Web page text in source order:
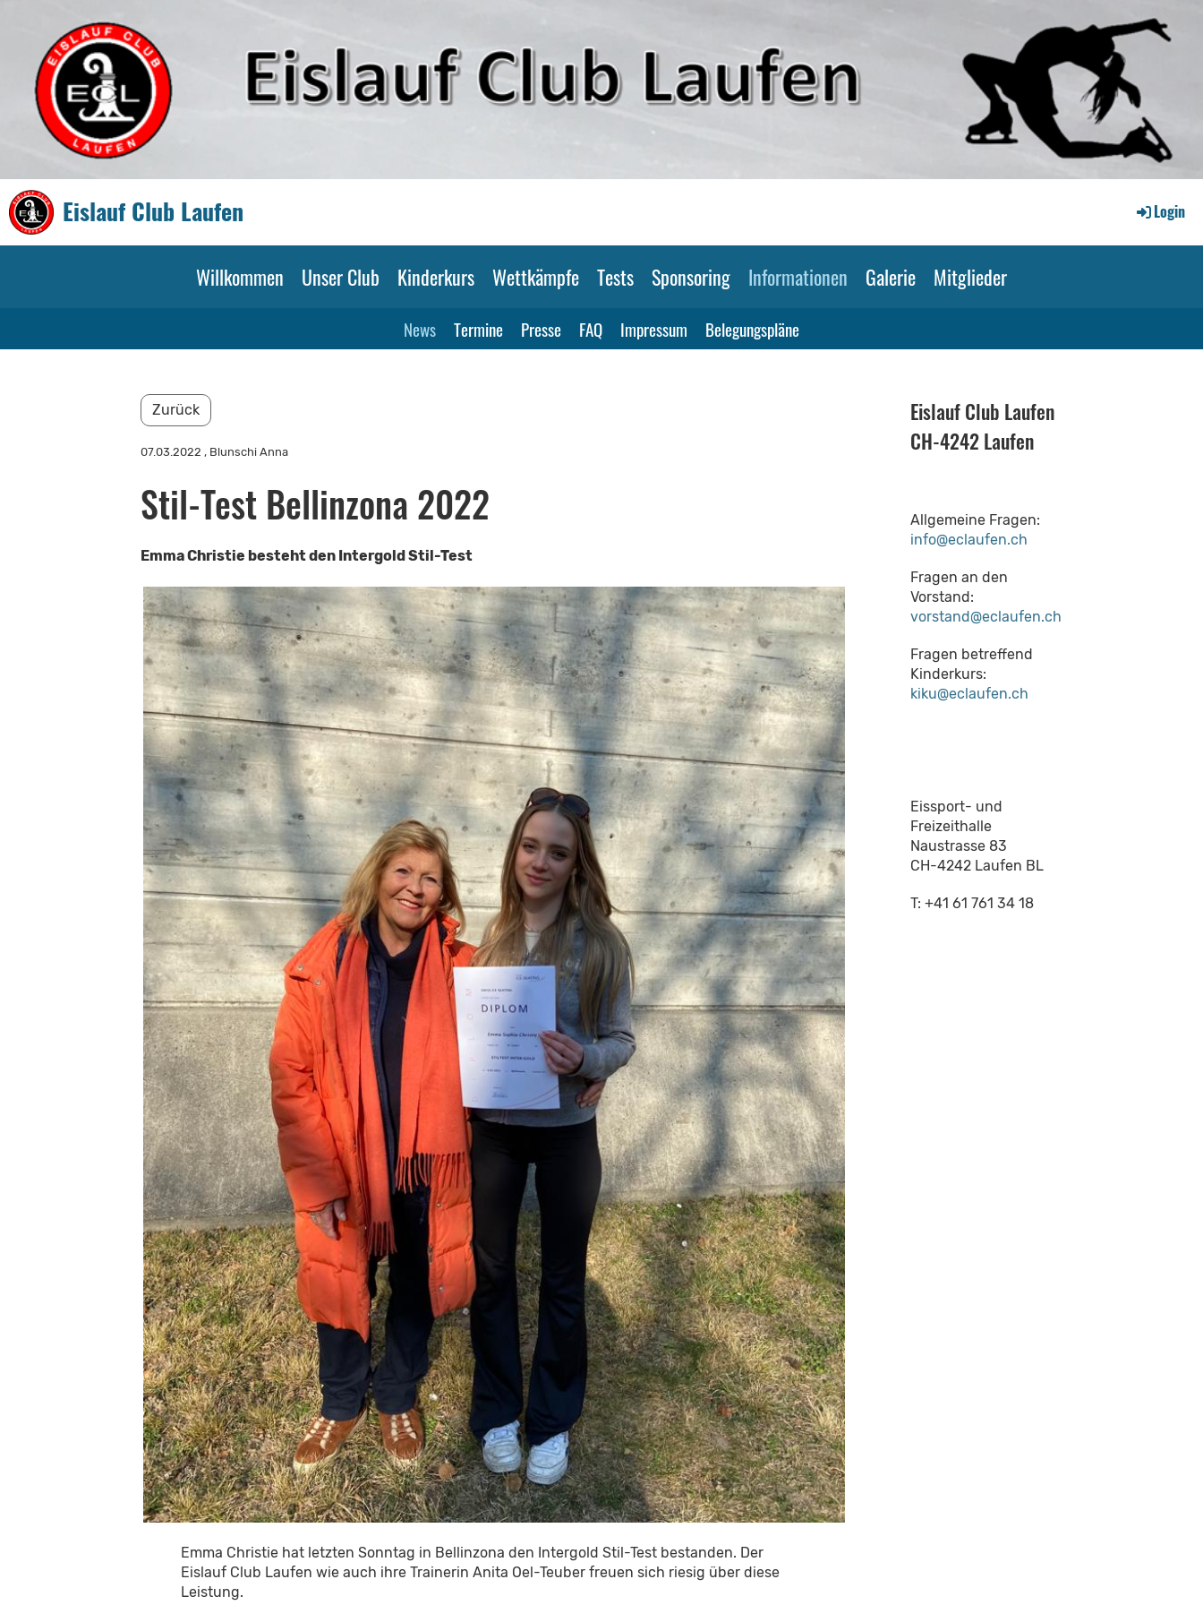
Eislauf Club Laufen Login
Willkommen Unser Club Kinderkurs Wettkämpfe Tests Sponsoring Informationen Galerie Mitglieder
News Termine Presse FAQ Impressum Belegungspläne
Zurück
07.03.2022 , Blunschi Anna
Stil-Test Bellinzona 2022
Emma Christie besteht den Intergold Stil-Test
Emma Christie hat letzten Sonntag in Bellinzona den Intergold Stil-Test bestanden. Der
Eislauf Club Laufen wie auch ihre Trainerin Anita Oel-Teuber freuen sich riesig über diese
Leistung.
Eislauf Club Laufen
CH-4242 Laufen
Allgemeine Fragen:
info@eclaufen.ch
Fragen an den
Vorstand:
vorstand@eclaufen.ch
Fragen betreffend
Kinderkurs:
kiku@eclaufen.ch
Eissport- und
Freizeithalle
Naustrasse 83
CH-4242 Laufen BL
T: +41 61 761 34 18